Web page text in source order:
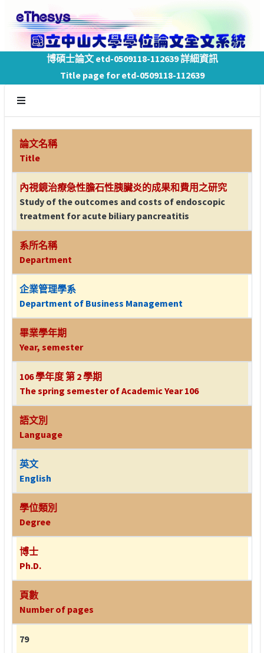
博碩士論文 etd-0509118-112639 詳細資訊
Title page for etd-0509118-112639
論文名稱
Title
內視鏡治療急性膽石性胰臟炎的成果和費用之研究
Study of the outcomes and costs of endoscopic
treatment for acute biliary pancreatitis
系所名稱
Department
企業管理學系
Department of Business Management
畢業學年期
Year, semester
106 學年度 第 2 學期
The spring semester of Academic Year 106
語文別
Language
英文
English
學位類別
Degree
博士
Ph.D.
頁數
Number of pages
79